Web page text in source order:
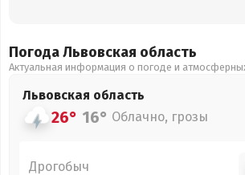
Погода Львовская область
Актуальная информация о погоде и
Львовская область
26° 16° Облачно, грозы
Дрогобыч